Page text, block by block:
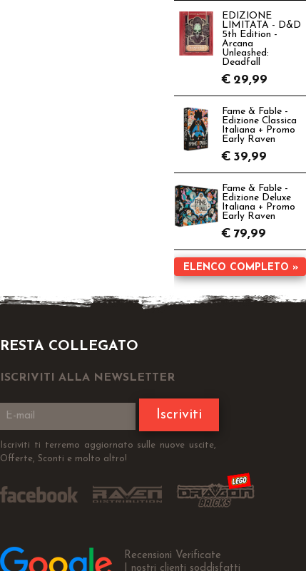
EDIZIONE
LIMITATA - D&D
5th Edition -
Arcana
Unleashed:
Deadfall
€ 29,99
Fame & Fable -
Edizione Classica
Italiana + Promo
Early Raven
€ 39,99
Fame & Fable -
Edizione Deluxe
Italiana + Promo
Early Raven
€ 79,99
ELENCO COMPLETO »
RESTA COLLEGATO
ISCRIVITI ALLA NEWSLETTER
Iscriviti
Iscriviti ti terremo aggiornato sulle nuove uscite,
Offerte, Sconti e molto altro!
Recensioni Verificate
I nostri clienti soddisfatti